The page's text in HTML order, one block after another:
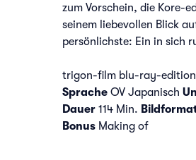
zum Vorschein, die Kore-
seinem liebevollen Blick
persönlichste: Ein in sich
trigon-film blu-ray-edition
SpracheOV Japanisch
Dauer114 Min.
BonusMaking of